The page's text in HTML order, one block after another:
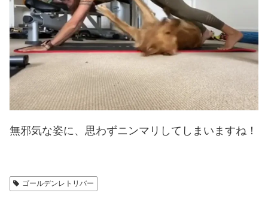
無邪気な姿に、思わずニンマリしてしまいますね！
ゴールデンレトリバー